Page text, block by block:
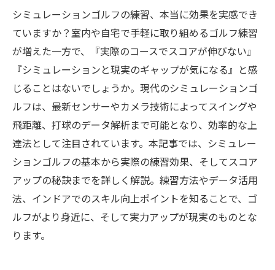
シミュレーションゴルフの練習、本当に効果を実感でき
ていますか？室内や自宅で手軽に取り組めるゴルフ練習
が増えた一方で、『実際のコースでスコアが伸びない』
『シミュレーションと現実のギャップが気になる』と感
じることはないでしょうか。現代のシミュレーションゴ
ルフは、最新センサーやカメラ技術によってスイングや
飛距離、打球のデータ解析まで可能となり、効率的な上
達法として注目されています。本記事では、シミュレー
ションゴルフの基本から実際の練習効果、そしてスコア
アップの秘訣までを詳しく解説。練習方法やデータ活用
法、インドアでのスキル向上ポイントを知ることで、ゴ
ルフがより身近に、そして実力アップが現実のものとな
ります。